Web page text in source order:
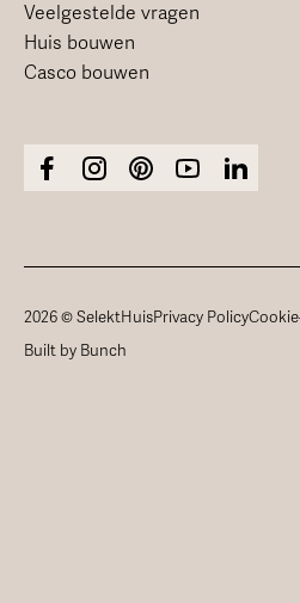
Veelgestelde vragen
Huis bouwen
Casco bouwen
2026 © SelektHuisPrivacy Policy
Built by Bunch